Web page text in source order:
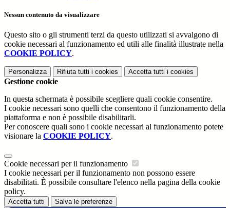
Nessun contenuto da visualizzare
Questo sito o gli strumenti terzi da questo utilizzati si avvalgono di
cookie necessari al funzionamento ed utili alle finalità illustrate nella
COOKIE POLICY.
Personalizza Rifiuta tutti i cookies Accetta tutti i cookies
Gestione cookie
In questa schermata è possibile scegliere quali cookie consentire.
I cookie necessari sono quelli che consentono il funzionamento della
piattaforma e non è possibile disabilitarli.
Per conoscere quali sono i cookie necessari al funzionamento potete
visionare la COOKIE POLICY.
Cookie necessari per il funzionamento
I cookie necessari per il funzionamento non possono essere
disabilitati. È possibile consultare l'elenco nella pagina della cookie
policy.
Accetta tutti Salva le preferenze